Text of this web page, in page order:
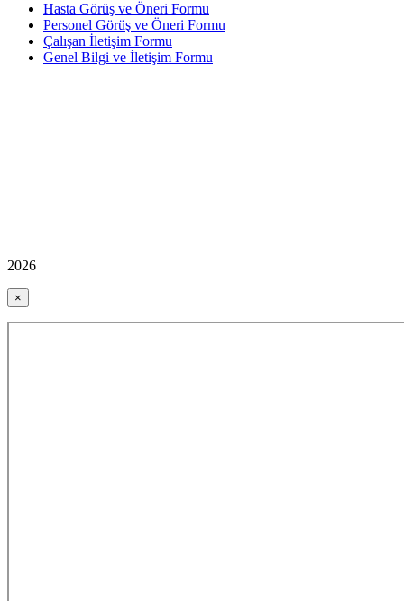
Hasta Görüş ve Öneri Formu
Personel Görüş ve Öneri Formu
Çalışan İletişim Formu
Genel Bilgi ve İletişim Formu
2026
×